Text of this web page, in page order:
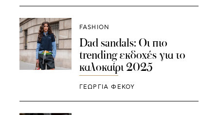
FASHION
Dad sandals: Οι πιο
trending εκδοχές για το
καλοκαίρι 2025
ΓΕΩΡΓΙΑ ΦΕΚΟΥ